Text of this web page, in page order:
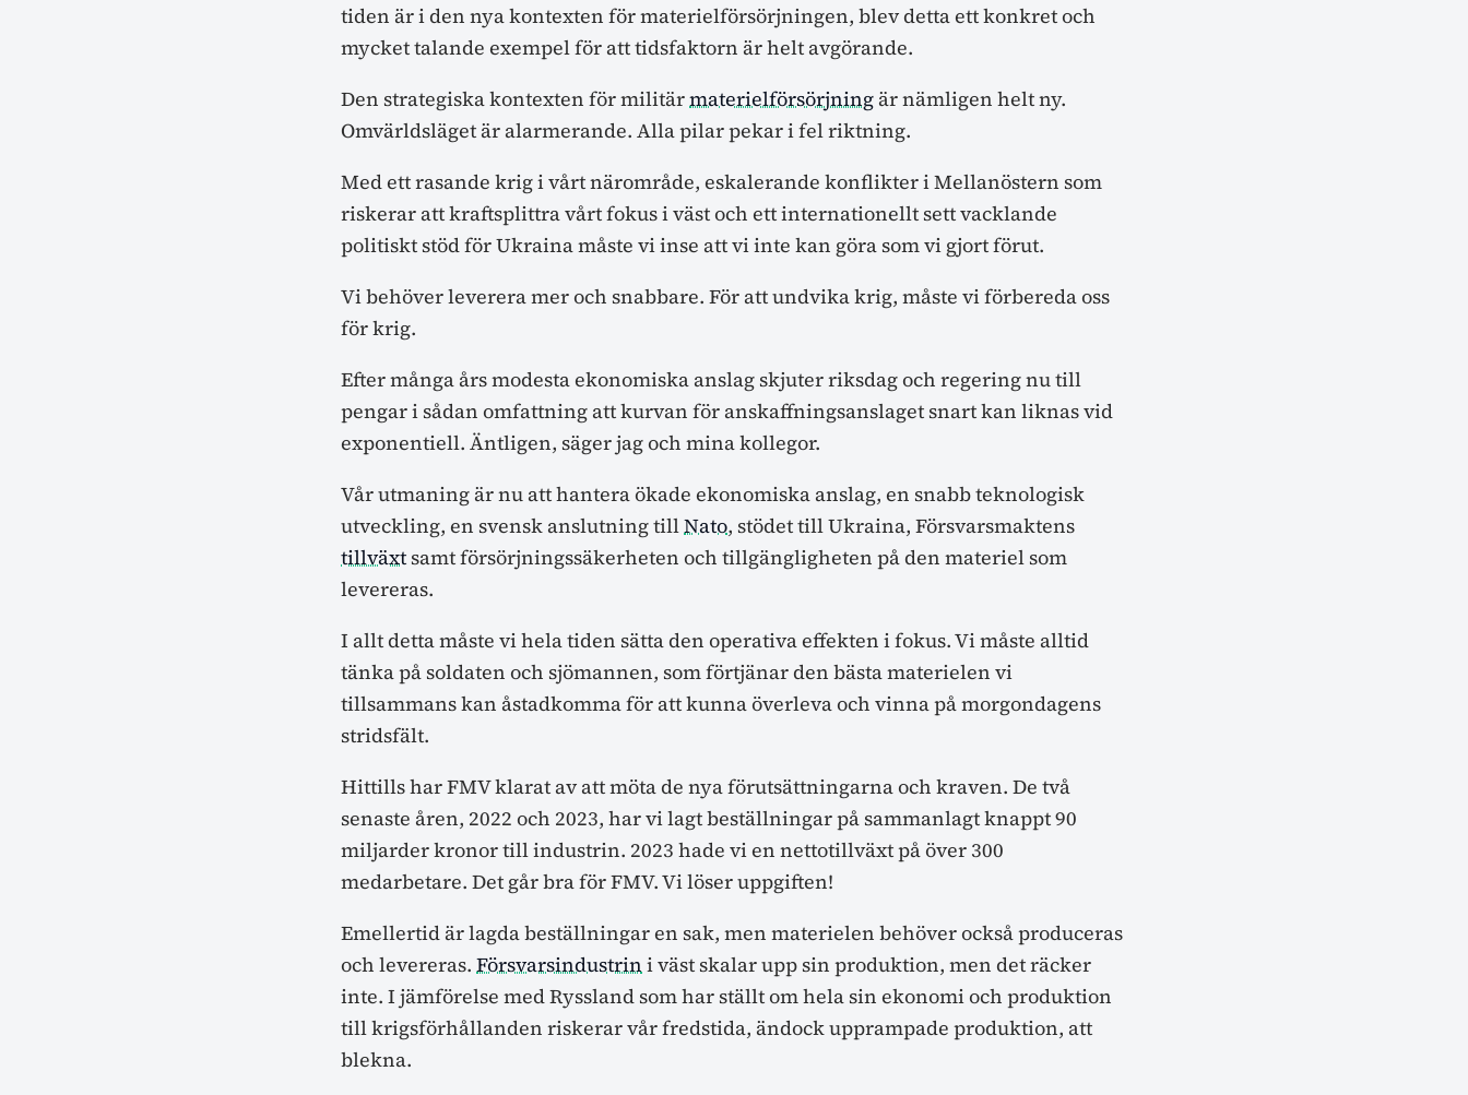
tiden är i den nya kontexten för materielförsörjningen, blev detta ett konkret och
mycket talande exempel för att tidsfaktorn är helt avgörande.
Den strategiska kontexten för militärmaterielförsörjning är nämligen helt ny.
Omvärldsläget är alarmerande. Alla pilar pekar i fel riktning.
Med ett rasande krig i vårt närområde, eskalerande konflikter i Mellanöstern som
riskerar att kraftsplittra vårt fokus i väst och ett internationellt sett vacklande
politiskt stöd för Ukraina måste vi inse att vi inte kan göra som vi gjort förut.
Vi behöver leverera mer och snabbare. För att undvika krig, måste vi förbereda oss
för krig.
Efter många års modesta ekonomiska anslag skjuter riksdag och regering nu till
pengar i sådan omfattning att kurvan för anskaffningsanslaget snart kan liknas vid
exponentiell. Äntligen, säger jag och mina kollegor.
Vår utmaning är nu att hantera ökade ekonomiska anslag, en snabb teknologisk
utveckling, en svensk anslutning tillNato, stödet till Ukraina, Försvarsmaktens
tillväxt samt försörjningssäkerheten och tillgängligheten på den materiel som
levereras.
I allt detta måste vi hela tiden sätta den operativa effekten i fokus. Vi måste alltid
tänka på soldaten och sjömannen, som förtjänar den bästa materielen vi
tillsammans kan åstadkomma för att kunna överleva och vinna på morgondagens
stridsfält.
Hittills har FMV klarat av att möta de nya förutsättningarna och kraven. De två
senaste åren, 2022 och 2023, har vi lagt beställningar på sammanlagt knappt 90
miljarder kronor till industrin. 2023 hade vi en nettotillväxt på över 300
medarbetare. Det går bra för FMV. Vi löser uppgiften!
Emellertid är lagda beställningar en sak, men materielen behöver också produceras
och levereras. Försvarsindustrin i väst skalar upp sin produktion, men det räcker
inte. I jämförelse med Ryssland som har ställt om hela sin ekonomi och produktion
till krigsförhållanden riskerar vår fredstida, ändock upprampade produktion, att
blekna.